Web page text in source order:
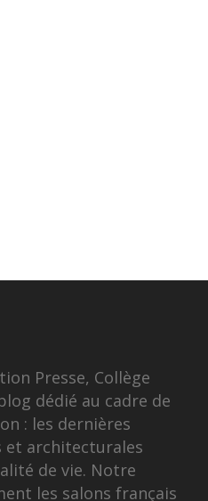
Presse, Collège
dédié au cadre de
: les dernières
et architecturales
de vie. Notre
les salons français